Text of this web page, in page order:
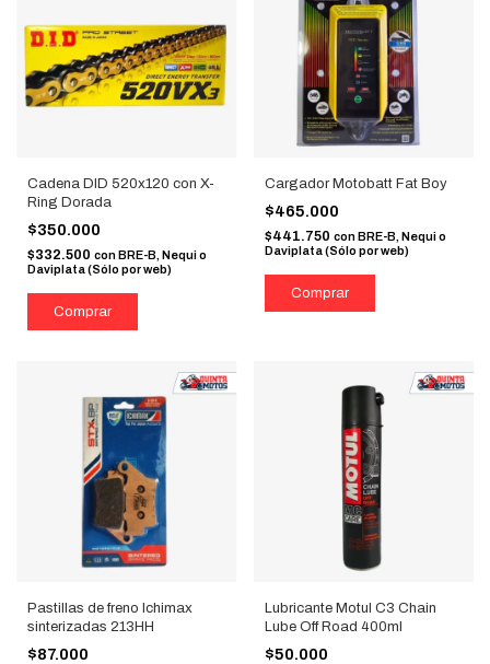
Cadena DID 520x120 con X-
Ring Dorada
$350.000
$332.500 con BRE-B, Nequi o
Daviplata (Sólo por web)
Cargador Motobatt Fat Boy
$465.000
$441.750 con BRE-B, Nequi o
Daviplata (Sólo por web)
Pastillas de freno Ichimax
sinterizadas 213HH
$87.000
Lubricante Motul C3 Chain
Lube Off Road 400ml
$50.000